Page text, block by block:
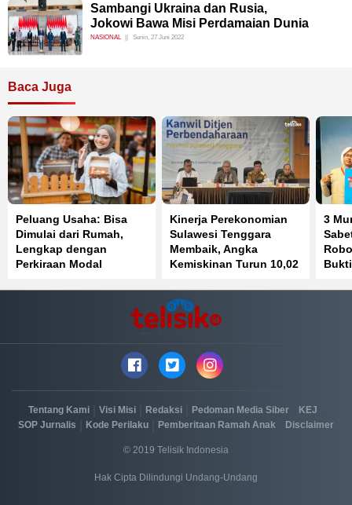
Sambangi Ukraina dan Rusia,
Jokowi Bawa Misi Perdamaian Dunia
NASIONAL Senin, 27 Juni 2022
Baca Juga
Peluang Usaha: Bisa
Dimulai dari Rumah,
Lengkap dengan
Perkiraan Modal
Kinerja Perekonomian
Sulawesi Tenggara
Membaik, Angka
Kemiskinan Turun 10,02
3
Tentang Kami Visi Misi Redaksi Pedoman Media Siber KEJ
SOP Jurnalis Kode Perilaku Pemberitaan Ramah Anak Disclaimer
© 2019 Telisik Indonesia
Hak Cipta Dilindungi Undang-Undang